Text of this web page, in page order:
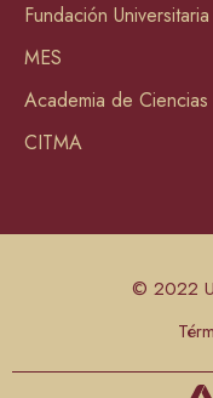
Fundación
MES
Academia de
CITMA
© 2022